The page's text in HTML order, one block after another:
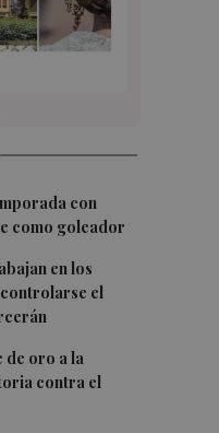
con
como goleador
en los
controlarse el
de oro a la
contra el